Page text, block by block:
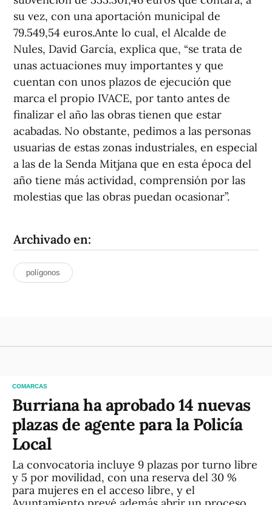
su vez, con una aportación municipal de
79.549,54 euros.Ante lo cual, el Alcalde de
Nules, David García, explica que, “se trata de
unas actuaciones muy importantes y que
cuentan con unos plazos de ejecución que
marca el propio IVACE, por tanto antes de
finalizar el año las obras tienen que estar
acabadas. No obstante, pedimos a las personas
usuarias de estas zonas industriales, en especial
a las de la Senda Mitjana que en esta época del
año tiene más actividad, comprensión por las
molestias que las obras puedan ocasionar”.
Archivado en:
polígonos
COMARCAS
Burriana ha aprobado 14 nuevas
plazas de agente para la Policía
Local
La convocatoria incluye 9 plazas por turno libre
y 5 por movilidad, con una reserva del 30 %
para mujeres en el acceso libre, y el